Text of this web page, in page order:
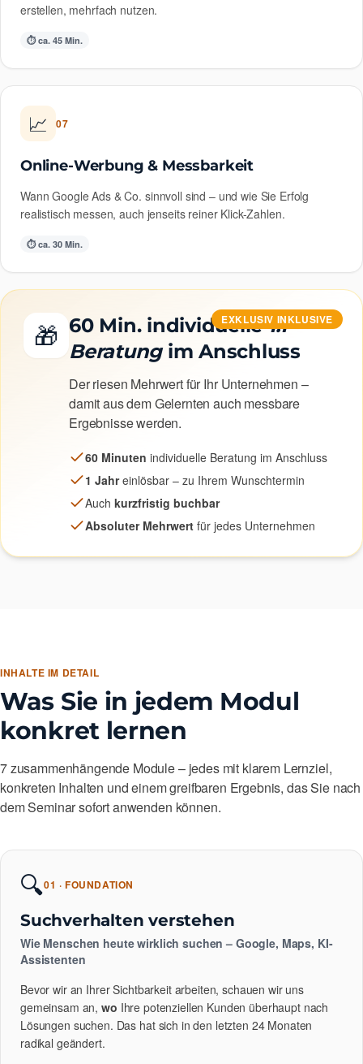
erstellen, mehrfach nutzen.
⏱ ca. 45 Min.
📈 07
Online-Werbung & Messbarkeit
Wann Google Ads & Co. sinnvoll sind – und wie Sie Erfolg
realistisch messen, auch jenseits reiner Klick-Zahlen.
⏱ ca. 30 Min.
EXKLUSIV INKLUSIVE
🎁 60 Min. individuelle1:1-
Beratungim Anschluss
Der riesen Mehrwert für Ihr Unternehmen –
damit aus dem Gelernten auch messbare
Ergebnisse werden.
60 Minuten individuelle Beratung im Anschluss
1 Jahreinlösbar – zu Ihrem Wunschtermin
Auch kurzfristig buchbar
Absoluter Mehrwert für jedes Unternehmen
INHALTE IM DETAIL
Was Sie in jedem Modul
konkret lernen
7 zusammenhängende Module – jedes mit klarem Lernziel,
konkreten Inhalten und einem greifbaren Ergebnis, das Sie nach
dem Seminar sofort anwenden können.
🔍01 · FOUNDATION
Suchverhalten verstehen
Wie Menschen heute wirklich suchen – Google, Maps, KI-
Assistenten
Bevor wir an Ihrer Sichtbarkeit arbeiten, schauen wir uns
gemeinsam an,wo Ihre potenziellen Kunden überhaupt nach
Lösungen suchen. Das hat sich in den letzten 24 Monaten
radikal geändert.